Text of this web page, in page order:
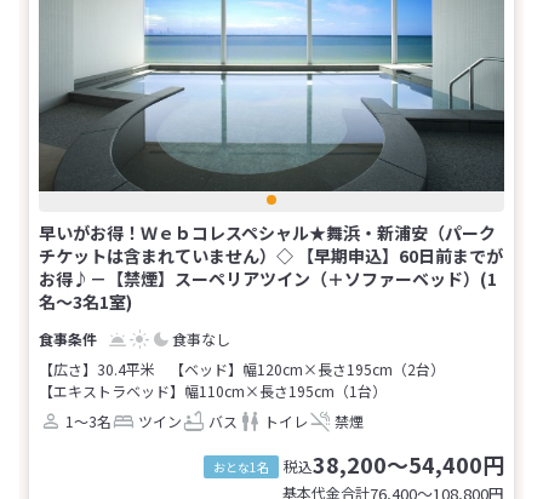
早いがお得！Ｗｅｂコレスペシャル★舞浜・新浦安（パーク
チケットは含まれていません）◇ 【早期申込】60日前までが
お得♪－【禁煙】スーペリアツイン（＋ソファーベッド）(1
名～3名1室)
食事なし
【広さ】30.4平米
【ベッド】幅120cm×長さ195cm（2台）
【エキストラベッド】幅110cm×長さ195cm（1台）
1～3名
ツイン バス トイレ 禁煙
おとな1名 税込38,200～54,400円
基本代金合計76,400〜108,800円